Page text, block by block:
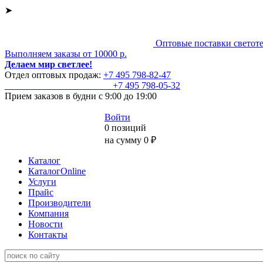
➤
Оптовые поставки
Выполняем заказы от 10000 р.
Делаем мир светлее!
Отдел оптовых продаж: +7 495 798-82-47
+7 495 798-05-32
Прием заказов в будни с 9:00 до 19:00
Войти
0 позиций
на сумму 0 ₽
Каталог
КаталогOnline
Услуги
Прайс
Производители
Компания
Новости
Контакты